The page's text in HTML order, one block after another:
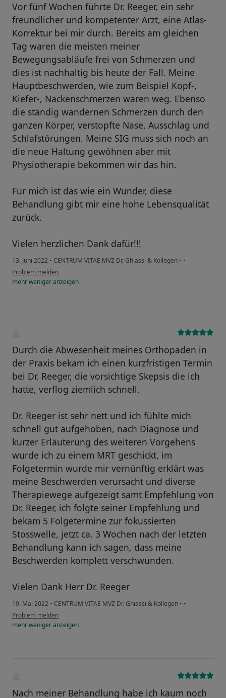
Vor fünf Wochen führte Dr. Reeger, ein sehr
freundlicher und kompetenter Arzt, eine Atlas-
Korrektur bei mir durch. Bereits am gleichen
Tag waren die meisten meiner
Bewegungsabläufe frei von Schmerzen und
dies ist nachhaltig bis heute der Fall. Meine
Hauptbeschwerden, wie zum Beispiel Kopf-,
Kiefer-, Nackenschmerzen waren weg. Ebenso
die ständig wandernen Schmerzen durch den
ganzen Körper, verstopfte Nase, Ausschlag und
Schlafstörungen. Meine SIG muss sich noch an
die neue Haltung gewöhnen aber mit
Physiotherapie bekommen wir das hin.
Für mich ist das wie ein Wunder, diese
Behandlung gibt mir eine hohe Lebensqualität
zurück.
Vielen herzlichen Dank dafür!!!
13. Juni 2022 • CENTRUM VITAE MVZ Dr. Ghiassi & Kollegen • •
Problem melden
mehrwenigeranzeigen
Durch die Abwesenheit meines Orthopäden in
der Praxis bekam ich einen kurzfristigen Termin
bei Dr. Reeger, die vorsichtige Skepsis die ich
hatte, verflog ziemlich schnell.
Dr. Reeger ist sehr nett und ich fühlte mich
schnell gut aufgehoben, nach Diagnose und
kurzer Erläuterung des weiteren Vorgehens
wurde ich zu einem MRT geschickt, im
Folgetermin wurde mir vernünftig erklärt was
meine Beschwerden verursacht und diverse
Therapiewege aufgezeigt samt Empfehlung von
Dr. Reeger, ich folgte seiner Empfehlung und
bekam 5 Folgetermine zur fokussierten
Stosswelle, jetzt ca. 3 Wochen nach der letzten
Behandlung kann ich sagen, dass meine
Beschwerden komplett verschwunden.
Vielen Dank Herr Dr. Reeger
19. Mai 2022 • CENTRUM VITAE MVZ Dr. Ghiassi & Kollegen • •
Problem melden
mehrwenigeranzeigen
Nach meiner Behandlung habe ich kaum noch